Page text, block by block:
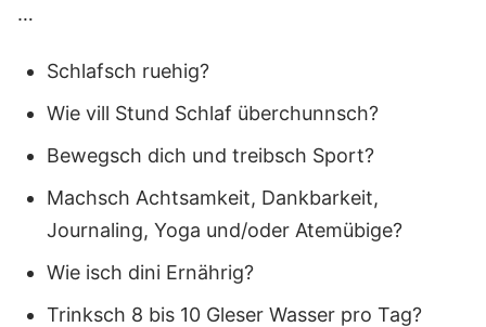
…
Schlafsch ruehig?
Wie vill Stund Schlaf überchunnsch?
Bewegsch dich und treibsch Sport?
Machsch Achtsamkeit, Dankbarkeit,
Journaling, Yoga und/oder Atemübige?
Wie isch dini Ernährig?
Trinksch 8 bis 10 Gleser Wasser pro Tag?